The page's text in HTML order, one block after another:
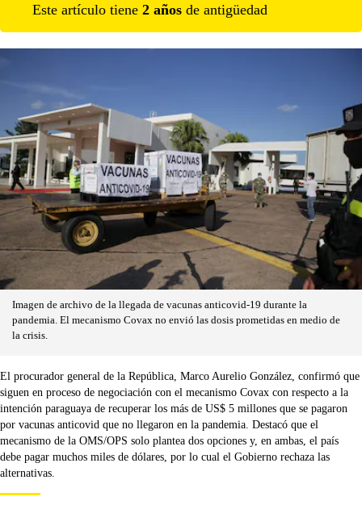
Este artículo tiene 2 años de antigüedad
Imagen de archivo de la llegada de vacunas anticovid-19 durante la
pandemia. El mecanismo Covax no envió las dosis prometidas en medio de
la crisis.
El procurador general de la República, Marco Aurelio González, confirmó que
siguen en proceso de negociación con el mecanismo Covax con respecto a la
intención paraguaya de recuperar los más de US$ 5 millones que se pagaron
por vacunas anticovid que no llegaron en la pandemia. Destacó que el
mecanismo de la OMS/OPS solo plantea dos opciones y, en ambas, el país
debe pagar muchos miles de dólares, por lo cual el Gobierno rechaza las
alternativas.